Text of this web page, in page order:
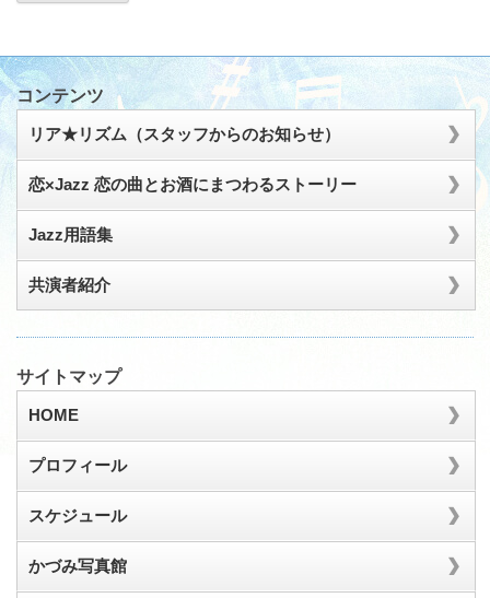
コンテンツ
リア★リズム（スタッフからのお知らせ）
恋×Jazz 恋の曲とお酒にまつわるストーリー
Jazz用語集
共演者紹介
サイトマップ
HOME
プロフィール
スケジュール
かづみ写真館